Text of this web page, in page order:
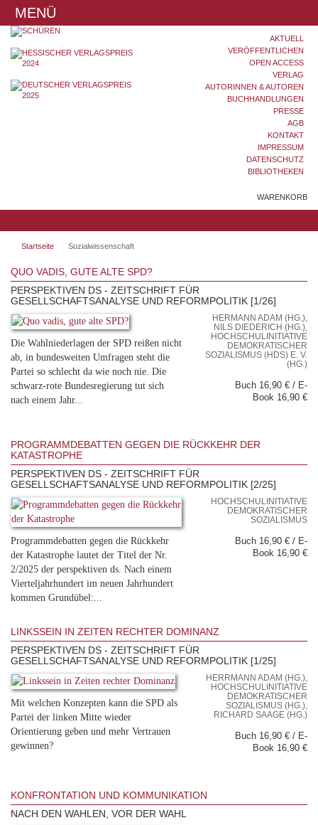
MENÜ
AKTUELL
VERÖFFENTLICHEN
OPEN ACCESS
VERLAG
AUTORINNEN & AUTOREN
BUCHHANDLUNGEN
PRESSE
AGB
KONTAKT
IMPRESSUM
DATENSCHUTZ
BIBLIOTHEKEN
WARENKORB
Startseite Sozialwissenschaft
QUO VADIS, GUTE ALTE SPD?
PERSPEKTIVEN DS - ZEITSCHRIFT FÜR
GESELLSCHAFTSANALYSE UND REFORMPOLITIK [1/26]
Die Wahlniederlagen der SPD reißen nicht
ab, in bundesweiten Umfragen steht die
Partei so schlecht da wie noch nie. Die
schwarz-rote Bundesregierung tut sich
nach einem Jahr...
HERMANN ADAM (HG.),
NILS DIEDERICH (HG.),
HOCHSCHULINITIATIVE
DEMOKRATISCHER
SOZIALISMUS (HDS) E. V.
(HG.)
Buch 16,90 € / E-
Book 16,90 €
PROGRAMMDEBATTEN GEGEN DIE RÜCKKEHR DER
KATASTROPHE
PERSPEKTIVEN DS - ZEITSCHRIFT FÜR
GESELLSCHAFTSANALYSE UND REFORMPOLITIK [2/25]
Programmdebatten gegen die Rückkehr
der Katastrophe lautet der Titel der Nr.
2/2025 der perspektiven ds. Nach einem
Vierteljahrhundert im neuen Jahrhundert
kommen Grundübel:...
HOCHSCHULINITIATIVE
DEMOKRATISCHER
SOZIALISMUS
Buch 16,90 € / E-
Book 16,90 €
LINKSSEIN IN ZEITEN RECHTER DOMINANZ
PERSPEKTIVEN DS - ZEITSCHRIFT FÜR
GESELLSCHAFTSANALYSE UND REFORMPOLITIK [1/25]
Mit welchen Konzepten kann die SPD als
Partei der linken Mitte wieder
Orientierung geben und mehr Vertrauen
gewinnen?
HERRMANN ADAM (HG.),
HOCHSCHULINITIATIVE
DEMOKRATISCHER
SOZIALISMUS (HG.),
RICHARD SAAGE (HG.)
Buch 16,90 € / E-
Book 16,90 €
KONFRONTATION UND KOMMUNIKATION
NACH DEN WAHLEN, VOR DER WAHL